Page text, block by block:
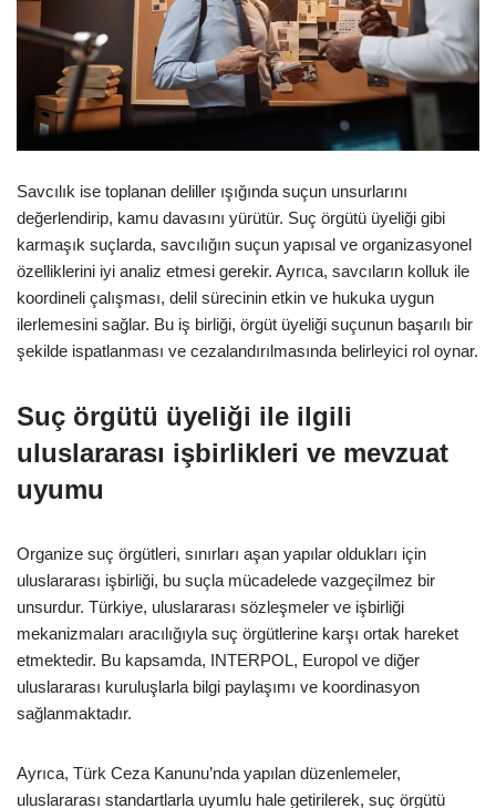
Savcılık ise toplanan deliller ışığında suçun unsurlarını
değerlendirip, kamu davasını yürütür. Suç örgütü üyeliği gibi
karmaşık suçlarda, savcılığın suçun yapısal ve organizasyonel
özelliklerini iyi analiz etmesi gerekir. Ayrıca, savcıların kolluk ile
koordineli çalışması, delil sürecinin etkin ve hukuka uygun
ilerlemesini sağlar. Bu iş birliği, örgüt üyeliği suçunun başarılı bir
şekilde ispatlanması ve cezalandırılmasında belirleyici rol oynar.
Suç örgütü üyeliği ile ilgili
uluslararası işbirlikleri ve mevzuat
uyumu
Organize suç örgütleri, sınırları aşan yapılar oldukları için
uluslararası işbirliği, bu suçla mücadelede vazgeçilmez bir
unsurdur. Türkiye, uluslararası sözleşmeler ve işbirliği
mekanizmaları aracılığıyla suç örgütlerine karşı ortak hareket
etmektedir. Bu kapsamda, INTERPOL, Europol ve diğer
uluslararası kuruluşlarla bilgi paylaşımı ve koordinasyon
sağlanmaktadır.
Ayrıca, Türk Ceza Kanunu’nda yapılan düzenlemeler,
uluslararası standartlarla uyumlu hale getirilerek, suç örgütü